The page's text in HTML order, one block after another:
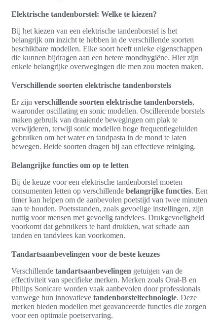
Elektrische tandenborstel: Welke te kiezen?
Bij het kiezen van een elektrische tandenborstel is het
belangrijk om inzicht te hebben in de verschillende soorten
beschikbare modellen. Elke soort heeft unieke eigenschappen
die kunnen bijdragen aan een betere mondhygiëne. Hier zijn
enkele belangrijke overwegingen die men zou moeten maken.
Verschillende soorten elektrische tandenborstels
Er zijn verschillende soorten elektrische tandenborstels,
waaronder oscillating en sonic modellen. Oscillerende borstels
maken gebruik van draaiende bewegingen om plak te
verwijderen, terwijl sonic modellen hoge frequentiegeluiden
gebruiken om het water en tandpasta in de mond te laten
bewegen. Beide soorten dragen bij aan effectieve reiniging.
Belangrijke functies om op te letten
Bij de keuze voor een elektrische tandenborstel moeten
consumenten letten op verschillende belangrijke functies. Een
timer kan helpen om de aanbevolen poetstijd van twee minuten
aan te houden. Poetsstanden, zoals gevoelige instellingen, zijn
nuttig voor mensen met gevoelig tandvlees. Drukgevoeligheid
voorkomt dat gebruikers te hard drukken, wat schade aan
tanden en tandvlees kan voorkomen.
Tandartsaanbevelingen voor de beste keuzes
Verschillende tandartsaanbevelingen getuigen van de
effectiviteit van specifieke merken. Merken zoals Oral-B en
Philips Sonicare worden vaak aanbevolen door professionals
vanwege hun innovatieve tandenborsteltechnologie. Deze
merken bieden modellen met geavanceerde functies die zorgen
voor een optimale poetservaring.